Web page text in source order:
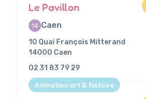
Le Pavillon
14 Caen
10 Quai François Mitterand
14000 Caen
02 31 83 79 29
Animation art & histoire